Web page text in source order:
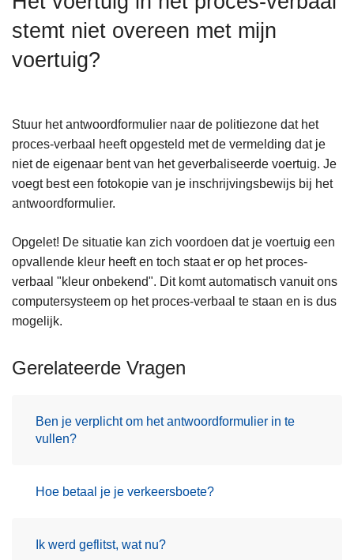
stemt niet overeen met mijn
voertuig?
Stuur het antwoordformulier naar de politiezone dat het
proces-verbaal heeft opgesteld met de vermelding dat je
niet de eigenaar bent van het geverbaliseerde voertuig. Je
voegt best een fotokopie van je inschrijvingsbewijs bij het
antwoordformulier.
Opgelet! De situatie kan zich voordoen dat je voertuig een
opvallende kleur heeft en toch staat er op het proces-
verbaal "kleur onbekend". Dit komt automatisch vanuit ons
computersysteem op het proces-verbaal te staan en is dus
mogelijk.
Gerelateerde Vragen
Ben je verplicht om het antwoordformulier in te
vullen?
Hoe betaal je je verkeersboete?
Ik werd geflitst, wat nu?